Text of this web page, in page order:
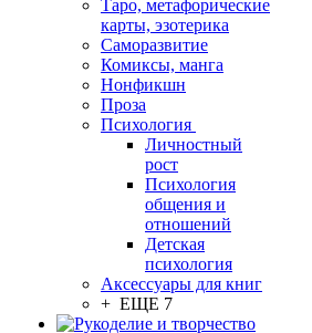
Таро, метафорические
карты, эзотерика
Саморазвитие
Комиксы, манга
Нонфикшн
Проза
Психология
Личностный
рост
Психология
общения и
отношений
Детская
психология
Аксессуары для книг
+ ЕЩЕ 7